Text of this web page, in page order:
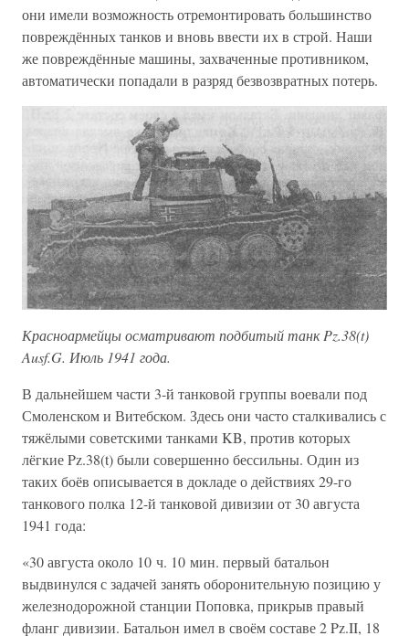
они имели возможность отремонтировать большинство
повреждённых танков и вновь ввести их в строй. Наши
же повреждённые машины, захваченные противником,
автоматически попадали в разряд безвозвратных потерь.
Красноармейцы осматривают подбитый танк Pz.38(t)
Ausf.G. Июль 1941 года.
В дальнейшем части 3-й танковой группы воевали под
Смоленском и Витебском. Здесь они часто сталкивались с
тяжёлыми советскими танками KB, против которых
лёгкие Pz.38(t) были совершенно бессильны. Один из
таких боёв описывается в докладе о действиях 29-го
танкового полка 12-й танковой дивизии от 30 августа
1941 года:
«30 августа около 10 ч. 10 мин. первый батальон
выдвинулся с задачей занять оборонительную позицию у
железнодорожной станции Поповка, прикрыв правый
фланг дивизии. Батальон имел в своём составе 2 Pz.II, 18